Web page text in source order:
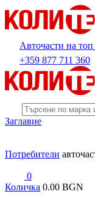
Авточасти на
+359 877 711 360
Заглавие
Потребители
0
Количка 0.00 BGN